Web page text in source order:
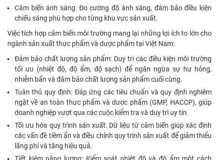
Cảm biến ánh sáng: Đo cường độ ánh sáng, đảm bảo điều kiện
chiếu sáng phù hợp cho từng khu vực sản xuất.
Việc tích hợp cảm biến môi trường mang lại những lợi ích to lớn cho
ngành sản xuất thực phẩm và dược phẩm tại Việt Nam:
Đảm bảo chất lượng sản phẩm: Duy trì các điều kiện môi trường
tối ưu (nhiệt độ, độ ẩm, độ sạch) để ngăn ngừa sự hư hỏng,
nhiễm bẩn và đảm bảo chất lượng sản phẩm cuối cùng.
Tuân thủ quy định: Đáp ứng các tiêu chuẩn và quy định nghiêm
ngặt về an toàn thực phẩm và dược phẩm (GMP, HACCP), giúp
doanh nghiệp vượt qua các cuộc kiểm tra và duy trì uy tín.
Tối ưu hóa quy trình sản xuất: Dữ liệu từ cảm biến giúp xác định
các vấn đề tiềm ẩn và điều chỉnh quy trình sản xuất để giảm thiểu
lãng phí và tăng hiệu quả.